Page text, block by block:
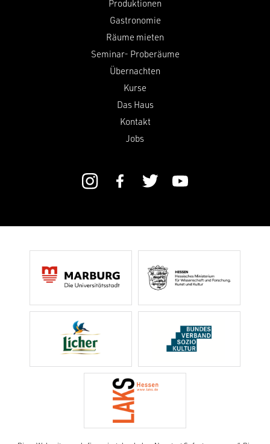
Produktionen
Gastronomie
Räume mieten
Seminar- Proberäume
Übernachten
Kurse
Das Haus
Kontakt
Jobs